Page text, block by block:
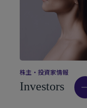
株主 ・ 投資家情報
Investors